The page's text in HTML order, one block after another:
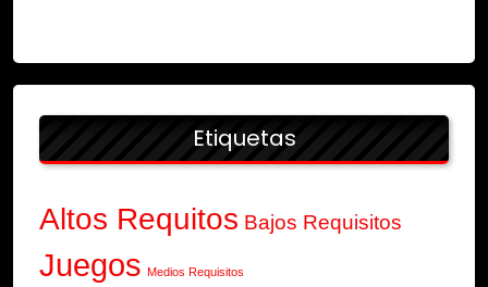
Etiquetas
Altos Requitos Bajos Requisitos
Juegos Medios Requisitos